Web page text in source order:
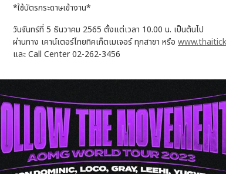
*ใช้บัตรกระดาษเข้างาน*
วันจันทร์ที่ 5 ธันวาคม 2565 ตั้งแต่เวลา 10.00 น. เป็นต้นไป
ผ่านทาง เคาน์เตอร์ไทยทิคเก็ตเมเจอร์ ทุกสาขา หรือ
และ Call Center 02-262-3456